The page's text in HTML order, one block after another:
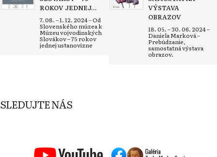
ROKOV JEDNEJ...
7. 08. – 1. 12. 2024 – Od
Slovenského múzea k
Múzeu vojvodinských
Slovákov – 75 rokov
jednej ustanovizne
VÝSTAVA
OBRAZOV
18. 05. – 30. 06. 2024 –
Daniela Marková –
Prebúdzanie,
samostatná výstava
obrazov.
SLEDUJTE NÁS